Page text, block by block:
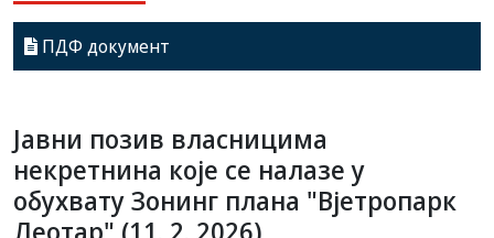
ПДФ документ
Јавни позив власницима
некретнина које се налазе у
обухвату Зонинг плана "Вјетропарк